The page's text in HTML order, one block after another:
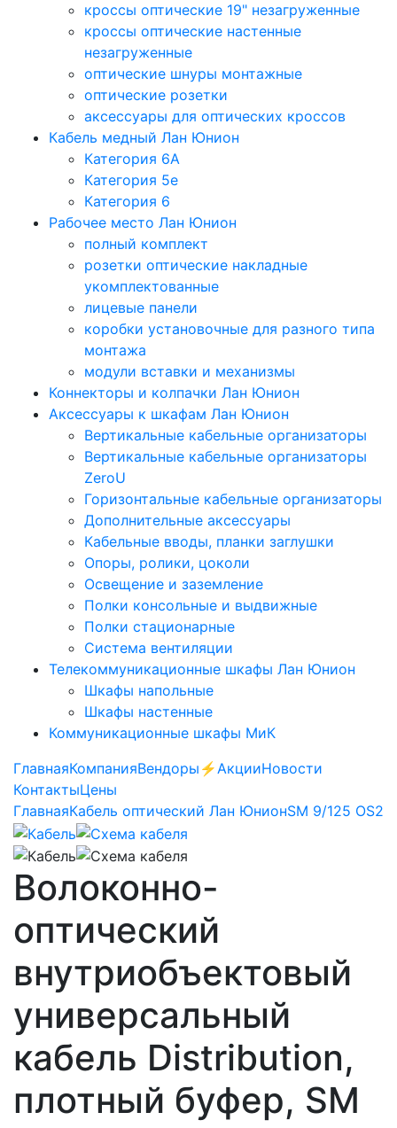
кроссы оптические 19" незагруженные
кроссы оптические настенные
незагруженные
оптические шнуры монтажные
оптические розетки
аксессуары для оптических кроссов
Кабель медный Лан Юнион
Категория 6A
Категория 5e
Категория 6
Рабочее место Лан Юнион
полный комплект
розетки оптические накладные
укомплектованные
лицевые панели
коробки установочные для разного типа
монтажа
модули вставки и механизмы
Коннекторы и колпачки Лан Юнион
Аксессуары к шкафам Лан Юнион
Вертикальные кабельные организаторы
Вертикальные кабельные организаторы
ZeroU
Горизонтальные кабельные организаторы
Дополнительные аксессуары
Кабельные вводы, планки заглушки
Опоры, ролики, цоколи
Освещение и заземление
Полки консольные и выдвижные
Полки стационарные
Система вентиляции
Телекоммуникационные шкафы Лан Юнион
Шкафы напольные
Шкафы настенные
Коммуникационные шкафы МиК
ГлавнаяКомпанияВендоры ⚡️АкцииНовости
КонтактыЦены
ГлавнаяКабель оптический Лан ЮнионSM 9/125 OS2
Волоконно-
оптический
внутриобъектовый
универсальный
кабель Distribution,
плотный буфер, SM